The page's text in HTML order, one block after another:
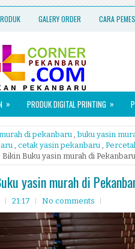
GALERY ORDER CARA
» PRODUK DIGITAL PRINTING »
di pekanbaru,buku yasin
, cetak yasin pekanbaru ,
Bikin Buku yasin murah di Pekanbaru
yasin murah di
21:17 No comments